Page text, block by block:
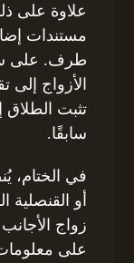
علاوة على
مستندات
طرف. على
الأزواج إلى
تثبت الطلاق
سابقًا.
في الختام،
أو القنصلية
زواج
على